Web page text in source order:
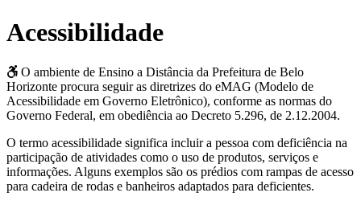
Acessibilidade
Condições de conclusão
O ambiente de Ensino a Distância da Prefeitura de Belo
Horizonte procura seguir as diretrizes do eMAG (Modelo de
Acessibilidade em Governo Eletrônico), conforme as normas do
Governo Federal, em obediência ao Decreto 5.296, de 2.12.2004.
O termo acessibilidade significa incluir a pessoa com deficiência na
participação de atividades como o uso de produtos, serviços e
informações. Alguns exemplos são os prédios com rampas de acesso
para cadeira de rodas e banheiros adaptados para deficientes.